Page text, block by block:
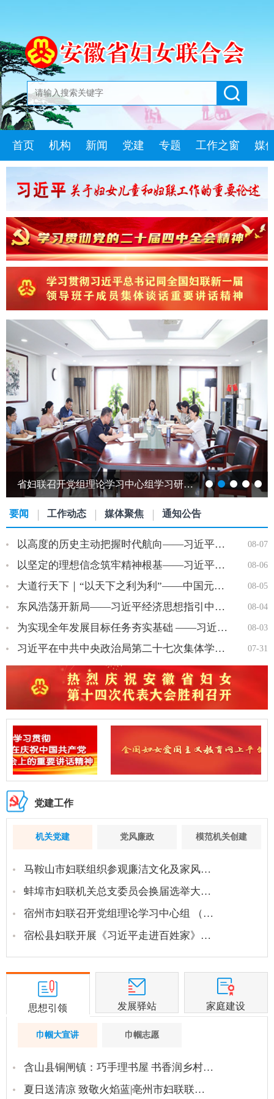
首页 机构 新闻 党建 专题 工作之窗 媒
省妇联召开党组理论学习中心组学习研讨会议
要闻 工作动态 媒体聚焦 通知公告
08-07
以高度的历史主动把握时代航向——习近平党建思想理论品格系列述…
08-06
以坚定的理想信念筑牢精神根基——习近平党建思想理论品格系列述…
08-05
大道行天下｜“以天下之利为利”——中国元首外交的世界情怀与大…
08-04
东风浩荡开新局——习近平经济思想指引中国经济高质量发展行稳致…
08-03
为实现全年发展目标任务夯实基础 ——习近平总书记引领“十五五…
07-31
习近平在中共中央政治局第二十七次集体学习时强调 强化政治引领 …
党建工作
机关党建 党风廉政 模范机关创建
马鞍山市妇联组织参观廉洁文化及家风…
蚌埠市妇联机关总支委员会换届选举大…
宿州市妇联召开党组理论学习中心组 （…
宿松县妇联开展《习近平走进百姓家》…
思想引领 发展驿站 家庭建设
巾帼大宣讲 巾帼志愿
含山县铜闸镇：巧手理书屋 书香润乡村…
夏日送清凉 致敬火焰蓝|亳州市妇联联…